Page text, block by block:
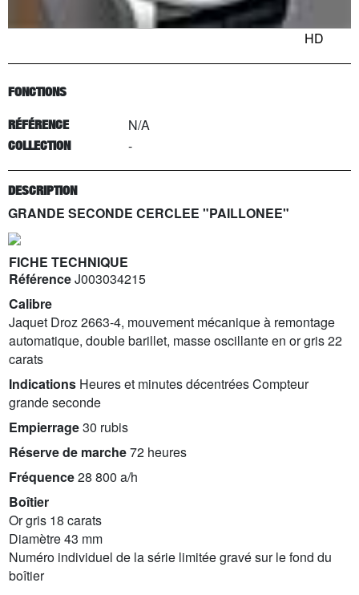
HD
FONCTIONS
RÉFÉRENCE N/A
COLLECTION -
DESCRIPTION
GRANDE SECONDE CERCLEE "PAILLONEE"
FICHE TECHNIQUE
RéférenceJ003034215
Calibre
Jaquet Droz 2663-4, mouvement mécanique à remontage
automatique, double barillet, masse oscillante en or gris 22
carats
Indications Heures et minutes décentrées Compteur
grande seconde
Empierrage30 rubis
Réserve de marche72 heures
Fréquence28 800 a/h
Boîtier
Or gris 18 carats
Diamètre 43 mm
Numéro individuel de la série limitée gravé sur le fond du
boîtier